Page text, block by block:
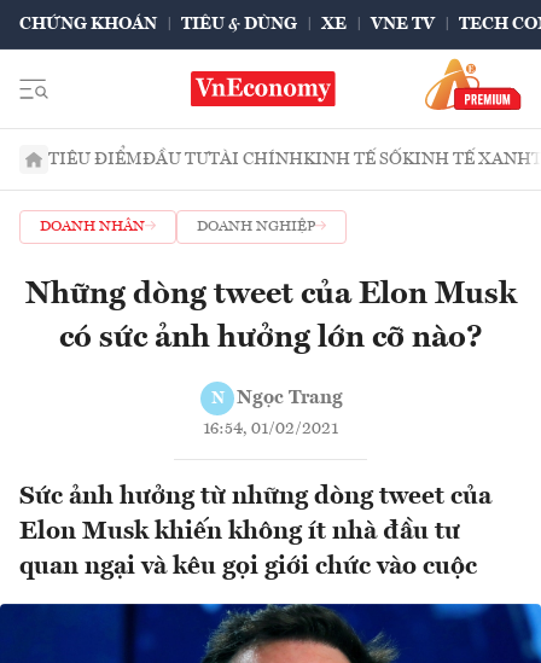
CHỨNG KHOÁN TIÊU & DÙNG XE VNE TV TECH
TIÊU ĐIỂMĐẦU TƯTÀI CHÍNHKINH TẾ SỐKINH TẾ XANH
DOANH NHÂN DOANH NGHIỆP
Những dòng tweet của Elon Musk
có sức ảnh hưởng lớn cỡ nào?
N Ngọc Trang
16:54, 01/02/2021
Sức ảnh hưởng từ những dòng tweet của
Elon Musk khiến không ít nhà đầu tư
quan ngại và kêu gọi giới chức vào cuộc